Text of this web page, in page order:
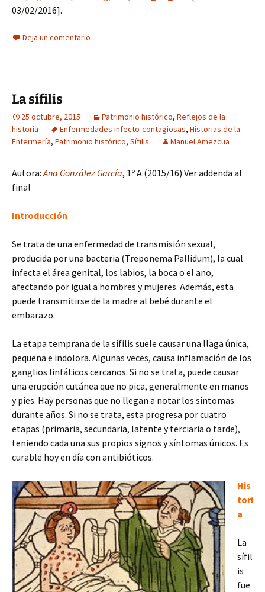
03/02/2016].
Deja un comentario
La sífilis
25 octubre, 2015 Patrimonio histórico, Reflejos de la
historia
Enfermedades infecto-contagiosas, Historias de la
Enfermería, Patrimonio histórico, Sífilis Manuel Amezcua
Autora:Ana González García, 1º A (2015/16) Ver addenda al
final
Introducción
Se trata de una enfermedad de transmisión sexual,
producida por una bacteria (Treponema Pallidum), la cual
infecta el área genital, los labios, la boca o el ano,
afectando por igual a hombres y mujeres. Además, esta
puede transmitirse de la madre al bebé durante el
embarazo.
La etapa temprana de la sífilis suele causar una llaga única,
pequeña e indolora. Algunas veces, causa inflamación de los
ganglios linfáticos cercanos. Si no se trata, puede causar
una erupción cutánea que no pica, generalmente en manos
y pies. Hay personas que no llegan a notar los síntomas
durante años. Si no se trata, esta progresa por cuatro
etapas (primaria, secundaria, latente y terciaria o tarde),
teniendo cada una sus propios signos y síntomas únicos. Es
curable hoy en día con antibióticos.
His
tori
a
La
sífil
is
fue